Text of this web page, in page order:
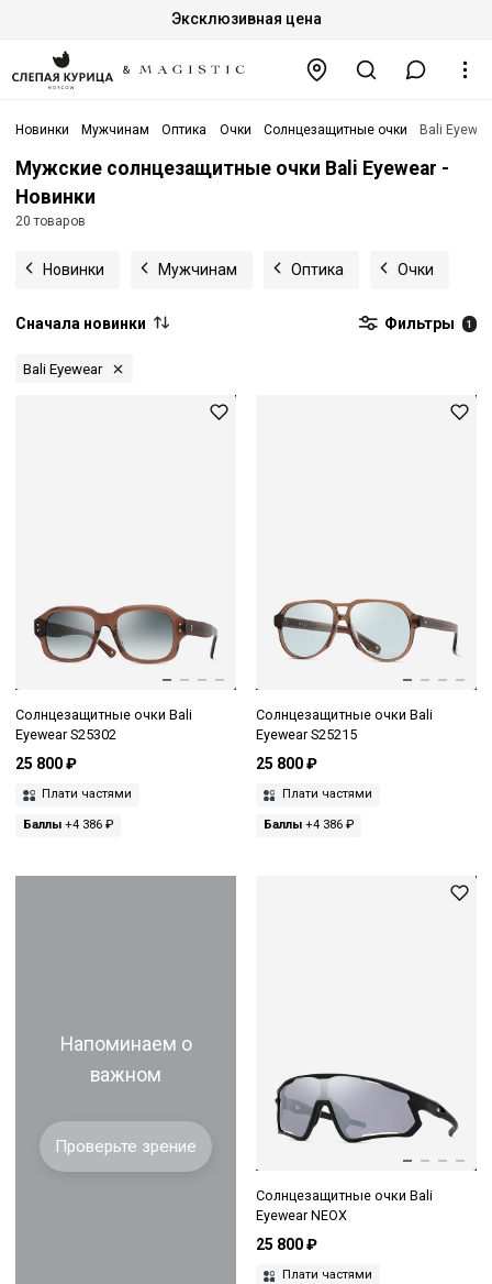
Эксклюзивная цена
Новинки Мужчинам Оптика Очки Солнцезащитные очки Bali
Мужские солнцезащитные очки Bali Eyewear -
Новинки
20 товаров
Новинки Мужчинам Оптика Очки
Сначала новинки Фильтры 1
Bali Eyewear
Солнцезащитные очки Bali
Eyewear S25302
25 800 ₽
Плати частями
Баллы +4 386 ₽
Солнцезащитные очки Bali
Eyewear S25215
25 800 ₽
Плати частями
Баллы+4 386 ₽
Напоминаем о
важном
Проверьте зрение
Солнцезащитные очки Bali
Eyewear NEOX
25 800 ₽
Плати частями